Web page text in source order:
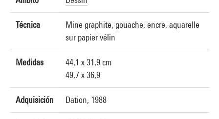
Técnica
Mine graphite, gouache, encre, aquarelle
sur papier vélin
Medidas
44,1 x 31,9 cm
49,7 x 36,9
Adquisición Dation, 1988